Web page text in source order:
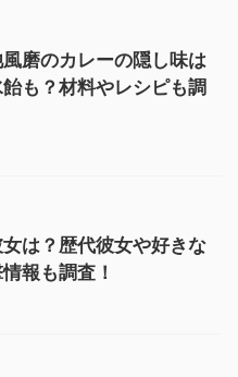
風磨のカレーの隠し味は
も？材料やレシピも調
は？歴代彼女や好きな
報も調査！